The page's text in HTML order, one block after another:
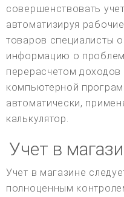
совершенствовать
автоматизируя
товаров специалисты
информацию о
перерасчетом доходов
компьютерной
автоматически,
калькулятор.
Учет в
Учет в магазине
полноценным